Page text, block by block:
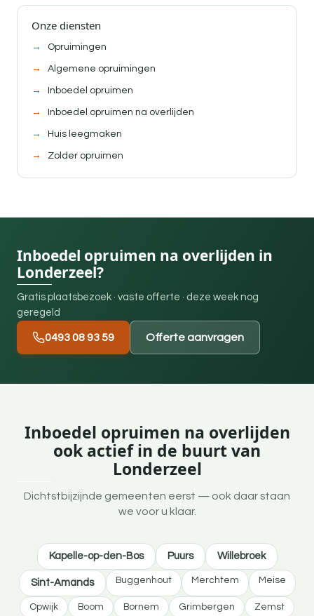
Onze diensten
Opruimingen
Algemene opruimingen
Inboedel opruimen
Inboedel opruimen na overlijden
Huis leegmaken
Zolder opruimen
Inboedel opruimen na overlijden in
Londerzeel?
Gratis plaatsbezoek · vaste offerte · deze week nog
geregeld
0493 08 93 59 Offerte aanvragen
Inboedel opruimen na overlijden
ook actief in de buurt van
Londerzeel
Dichtstbijzijnde gemeenten eerst — ook daar staan
we voor u klaar.
Kapelle-op-den-Bos Puurs Willebroek
Sint-Amands Buggenhout Merchtem Meise
Opwijk Boom Bornem Grimbergen Zemst